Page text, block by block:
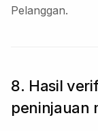
Pelanggan.
8. Hasil
peninjauan